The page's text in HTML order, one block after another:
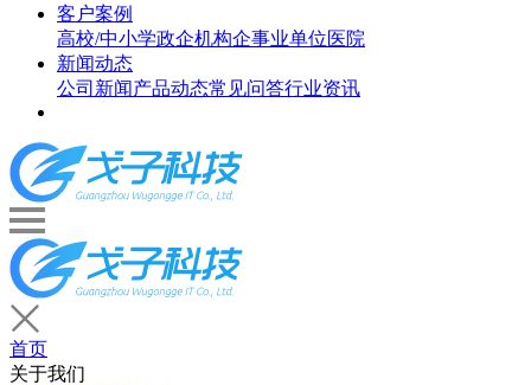
客户案例
高校/中小学政企机构企事业单位医院
新闻动态
公司新闻产品动态常见问答行业资讯
首页
关于我们